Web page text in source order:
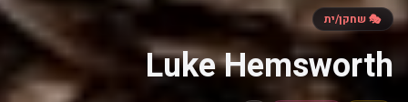
🎭 שחקן/ית
Luke Hemsworth